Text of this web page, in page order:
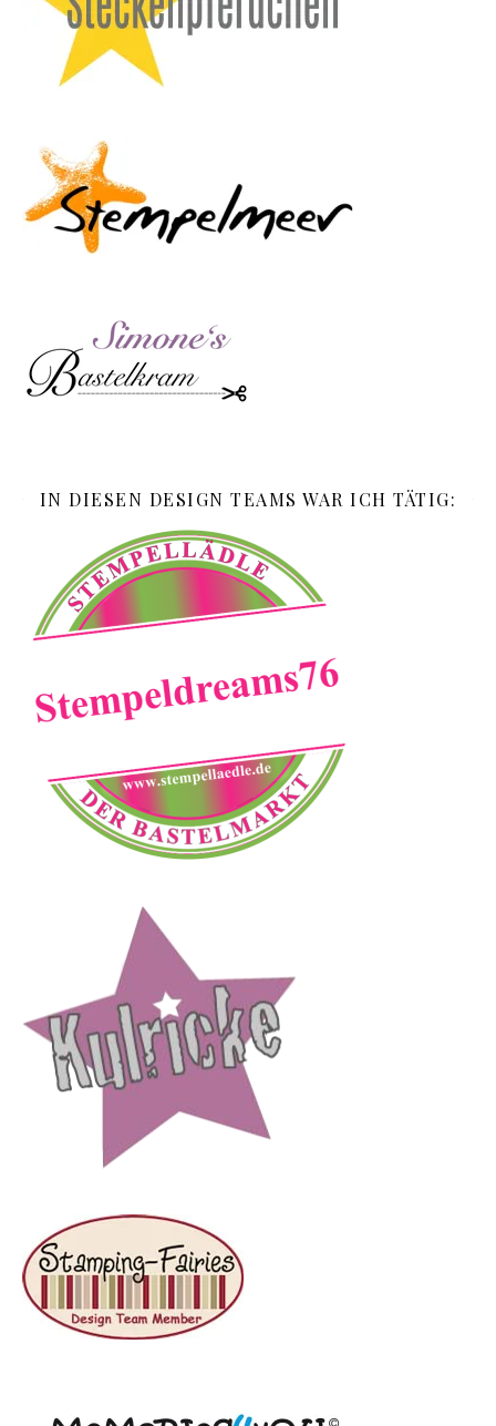
IN DIESEN DESIGN TEAMS WAR ICH TÄTIG: